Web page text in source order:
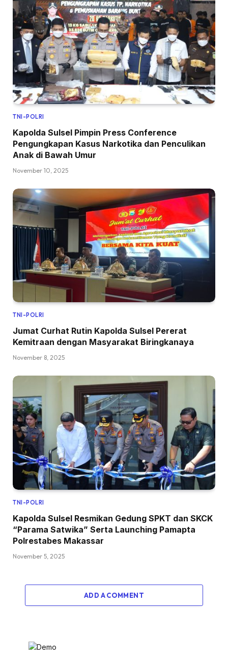
TNI-POLRI
Kapolda Sulsel Pimpin Press Conference
Pengungkapan Kasus Narkotika dan Penculikan
Anak di Bawah Umur
November 10, 2025
TNI-POLRI
Jumat Curhat Rutin Kapolda Sulsel Pererat
Kemitraan dengan Masyarakat Biringkanaya
November 8, 2025
TNI-POLRI
Kapolda Sulsel Resmikan Gedung SPKT dan SKCK
“Parama Satwika” Serta Launching Pamapta
Polrestabes Makassar
November 5, 2025
ADD A COMMENT